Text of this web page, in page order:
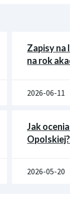
Zapisy na
na rok
2026-06-11
Jak
Opolskiej?
2026-05-20